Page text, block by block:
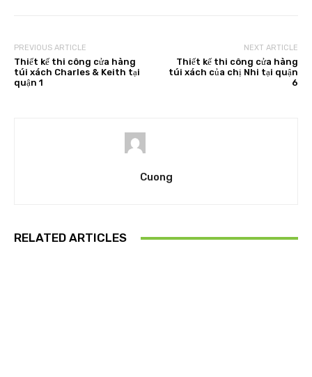
PREVIOUS ARTICLE
Thiết kế thi công cửa hàng
túi xách Charles & Keith tại
quận 1
NEXT ARTICLE
Thiết kế thi công cửa hàng
túi xách của chị Nhi tại quận
6
Cuong
RELATED ARTICLES